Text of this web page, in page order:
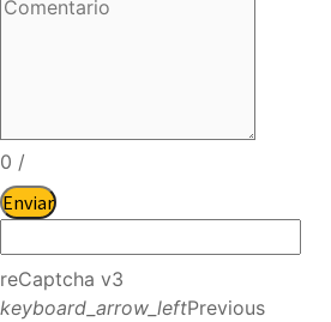
0 /
Enviar
reCaptcha v3
keyboard_arrow_leftPrevious